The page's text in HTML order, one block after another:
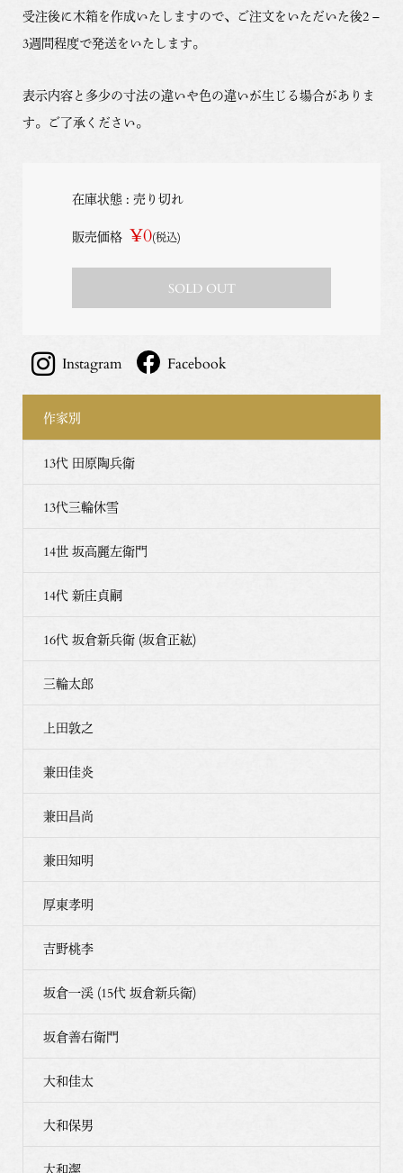
受注後に木箱を作成いたしますので、ご注文をいただいた後2 –
3週間程度で発送をいたします。
表示内容と多少の寸法の違いや色の違いが生じる場合がありま
す。ご了承ください。
在庫状態 : 売り切れ
販売価格 ¥0(税込)
SOLD OUT
Instagram Facebook
作家別
13代 田原陶兵衛
13代三輪休雪
14世 坂高麗左衛門
14代 新庄貞嗣
16代 坂倉新兵衛 (坂倉正紘)
三輪太郎
上田敦之
兼田佳炎
兼田昌尚
兼田知明
厚東孝明
吉野桃李
坂倉一渓 (15代 坂倉新兵衛)
坂倉善右衛門
大和佳太
大和保男
大和潔